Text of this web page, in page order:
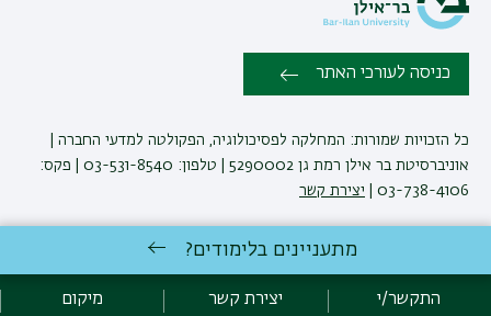
כניסה לעורכי האתר
כל הזכויות שמורות: המחלקה לפסיכולוגיה, הפקולטה למדעי החברה |
אוניברסיטת בר אילן רמת גן 5290002 | טלפון: 03-531-8540 | פקס:
03-738-4106 |
יצירת קשר
לימודי פסיכולוגיה באוניברסיטת בר-אילן
הצהרת נגישות
מדיניות פרטיות
מתעניינים בלימודים?
התקשר/י יצירת קשר מיקום